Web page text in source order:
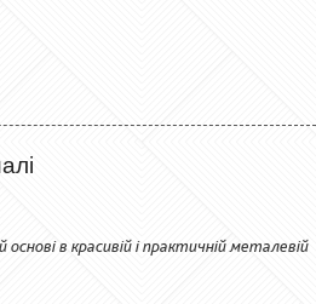
в красивій і практичній металевій